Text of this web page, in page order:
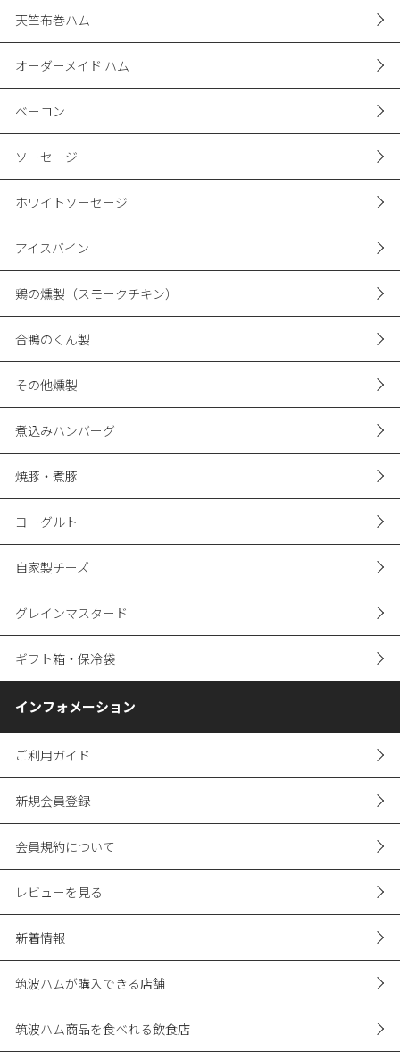
天竺布巻ハム
オーダーメイド ハム
ベーコン
ソーセージ
ホワイトソーセージ
アイスバイン
鶏の燻製（スモークチキン）
合鴨のくん製
その他燻製
煮込みハンバーグ
焼豚・煮豚
ヨーグルト
自家製チーズ
グレインマスタード
ギフト箱・保冷袋
インフォメーション
ご利用ガイド
新規会員登録
会員規約について
レビューを見る
新着情報
筑波ハムが購入できる店舗
筑波ハム商品を食べれる飲食店